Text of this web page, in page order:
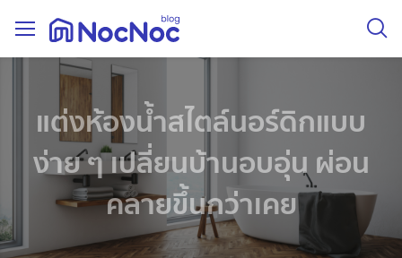
แต่งห้องน้ำสไตล์นอร์ดิกแบบ
ง่าย ๆ เปลี่ยนบ้านอบอุ่น ผ่อน
คลายขึ้นกว่าเคย